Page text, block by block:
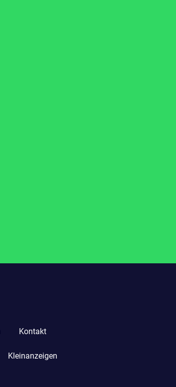
Kontakt
Kleinanzeigen